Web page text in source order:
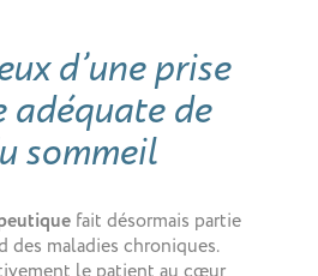
d’une prise
adéquate de
sommeil
fait désormais partie
des maladies chroniques.